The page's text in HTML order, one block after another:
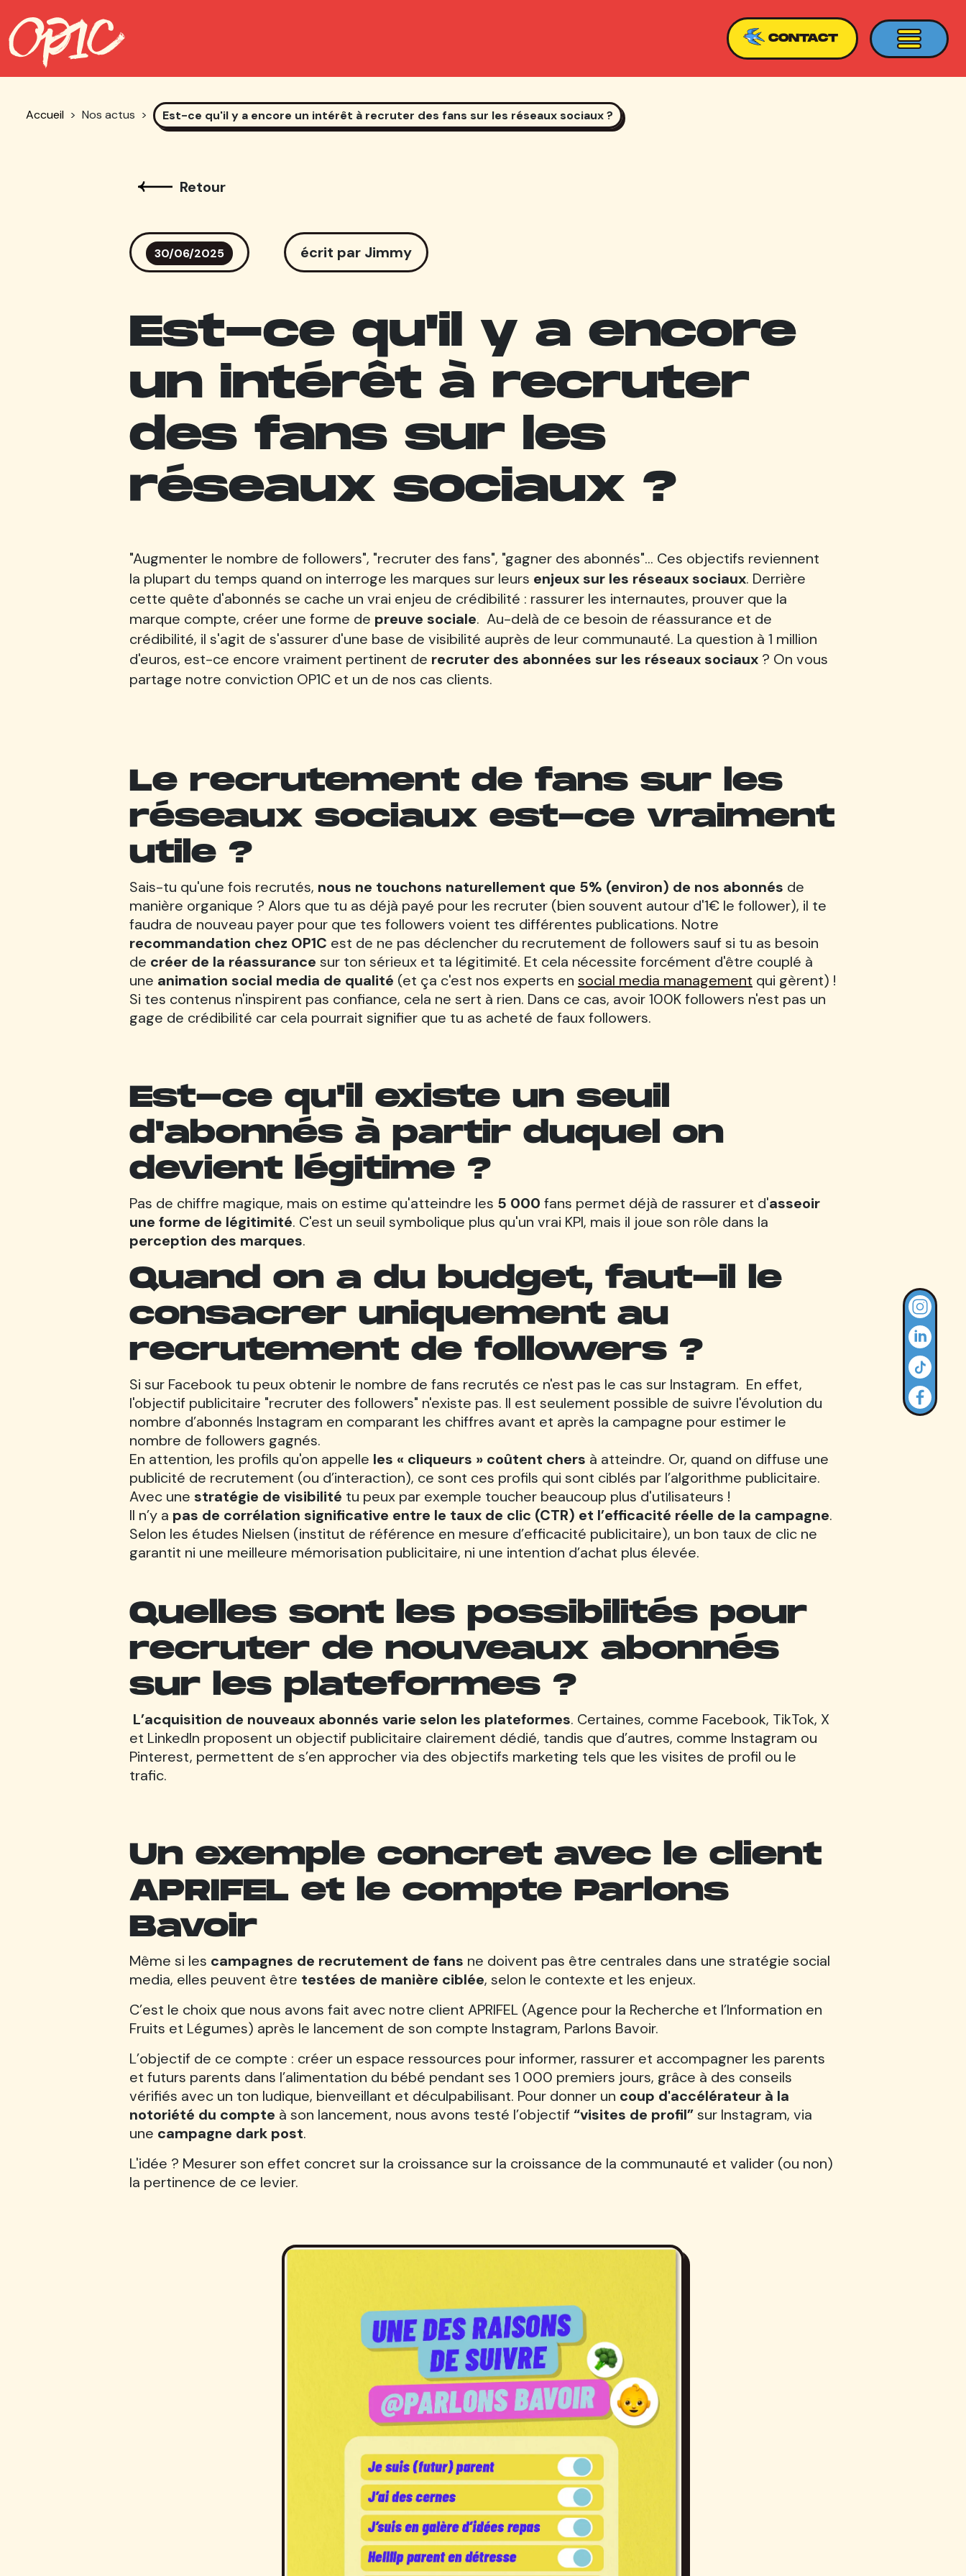
CONTACT
Accueil > Nos actus > Est-ce qu'il y a encore un intérêt à recruter des fans sur les réseaux sociaux ?
Retour
30/06/2025 écrit par Jimmy
Est-ce qu'il y a encore
un intérêt à recruter
des fans sur les
réseaux sociaux ?
"Augmenter le nombre de followers", "recruter des fans", "gagner des abonnés"... Ces objectifs reviennent
la plupart du temps quand on interroge les marques sur leurs enjeux sur les réseaux sociaux. Derrière
cette quête d'abonnés se cache un vrai enjeu de crédibilité : rassurer les internautes, prouver que la
marque compte, créer une forme de preuve sociale. Au-delà de ce besoin de réassurance et de
crédibilité, il s'agit de s'assurer d'une base de visibilité auprès de leur communauté. La question à 1 million
d'euros, est-ce encore vraiment pertinent de recruter des abonnées sur les réseaux sociaux ? On vous
partage notre conviction OP1C et un de nos cas clients.
Le recrutement de fans sur les
réseaux sociaux est-ce vraiment
utile ?
Sais-tu qu'une fois recrutés, nous ne touchons naturellement que 5% (environ) de nos abonnés de
manière organique ? Alors que tu as déjà payé pour les recruter (bien souvent autour d'1€ le follower), il te
faudra de nouveau payer pour que tes followers voient tes différentes publications. Notre
recommandation chez OP1C est de ne pas déclencher du recrutement de followers sauf si tu as besoin
de créer de la réassurance sur ton sérieux et ta légitimité. Et cela nécessite forcément d'être couplé à
une animation social media de qualité (et ça c'est nos experts en social media management qui gèrent) !
Si tes contenus n'inspirent pas confiance, cela ne sert à rien. Dans ce cas, avoir 100K followers n'est pas un
gage de crédibilité car cela pourrait signifier que tu as acheté de faux followers.
Est-ce qu'il existe un seuil
d'abonnés à partir duquel on
devient légitime ?
Pas de chiffre magique, mais on estime qu'atteindre les 5 000 fans permet déjà de rassurer et d'asseoir
une forme de légitimité. C'est un seuil symbolique plus qu'un vrai KPI, mais il joue son rôle dans la
perception des marques.
Quand on a du budget, faut-il le
consacrer uniquement au
recrutement de followers ?
Si sur Facebook tu peux obtenir le nombre de fans recrutés ce n'est pas le cas sur Instagram. En effet,
l'objectif publicitaire "recruter des followers" n'existe pas. Il est seulement possible de suivre l'évolution du
nombre d’abonnés Instagram en comparant les chiffres avant et après la campagne pour estimer le
nombre de followers gagnés.
En attention, les profils qu'on appelle les « cliqueurs » coûtent chers à atteindre. Or, quand on diffuse une
publicité de recrutement (ou d’interaction), ce sont ces profils qui sont ciblés par l’algorithme publicitaire.
Avec une stratégie de visibilité tu peux par exemple toucher beaucoup plus d'utilisateurs !
Il n’y a pas de corrélation significative entre le taux de clic (CTR) et l’efficacité réelle de la campagne.
Selon les études Nielsen (institut de référence en mesure d’efficacité publicitaire), un bon taux de clic ne
garantit ni une meilleure mémorisation publicitaire, ni une intention d’achat plus élevée.
Quelles sont les possibilités pour
recruter de nouveaux abonnés
sur les plateformes ?
L’acquisition de nouveaux abonnés varie selon les plateformes. Certaines, comme Facebook, TikTok, X
et LinkedIn proposent un objectif publicitaire clairement dédié, tandis que d’autres, comme Instagram ou
Pinterest, permettent de s’en approcher via des objectifs marketing tels que les visites de profil ou le
trafic.
Un exemple concret avec le client
APRIFEL et le compte Parlons
Bavoir
Même si les campagnes de recrutement de fans ne doivent pas être centrales dans une stratégie social
media, elles peuvent être testées de manière ciblée, selon le contexte et les enjeux.
C’est le choix que nous avons fait avec notre client APRIFEL (Agence pour la Recherche et l’Information en
Fruits et Légumes) après le lancement de son compte Instagram, Parlons Bavoir.
L’objectif de ce compte : créer un espace ressources pour informer, rassurer et accompagner les parents
et futurs parents dans l’alimentation du bébé pendant ses 1 000 premiers jours, grâce à des conseils
vérifiés avec un ton ludique, bienveillant et déculpabilisant. Pour donner un coup d'accélérateur à la
notoriété du compte à son lancement, nous avons testé l’objectif“visites de profil”sur Instagram, via
une campagne dark post.
L'idée ? Mesurer son effet concret sur la croissance sur la croissance de la communauté et valider (ou non)
la pertinence de ce levier.